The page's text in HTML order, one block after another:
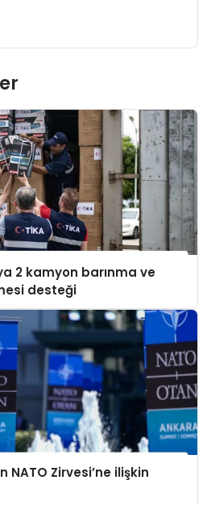
2 kamyon barınma ve
desteği
Zirvesi’ne ilişkin